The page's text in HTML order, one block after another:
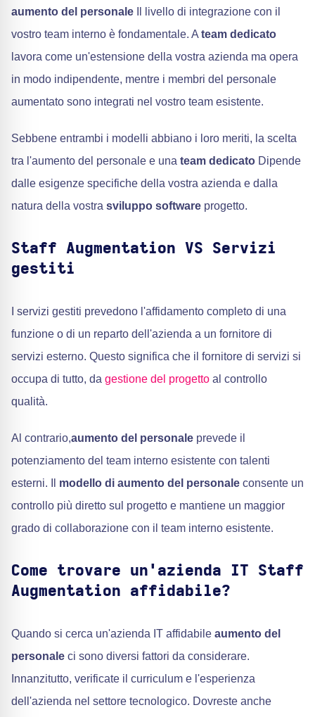
aumento del personale Il livello di integrazione con il
vostro team interno è fondamentale. A team dedicato
lavora come un'estensione della vostra azienda ma opera
in modo indipendente, mentre i membri del personale
aumentato sono integrati nel vostro team esistente.
Sebbene entrambi i modelli abbiano i loro meriti, la scelta
tra l'aumento del personale e una team dedicato Dipende
dalle esigenze specifiche della vostra azienda e dalla
natura della vostra sviluppo software progetto.
Staff Augmentation VS Servizi
gestiti
I servizi gestiti prevedono l'affidamento completo di una
funzione o di un reparto dell'azienda a un fornitore di
servizi esterno. Questo significa che il fornitore di servizi si
occupa di tutto, da gestione del progetto al controllo
qualità.
Al contrario,aumento del personale prevede il
potenziamento del team interno esistente con talenti
esterni. Il modello di aumento del personale consente un
controllo più diretto sul progetto e mantiene un maggior
grado di collaborazione con il team interno esistente.
Come trovare un'azienda IT Staff
Augmentation affidabile?
Quando si cerca un'azienda IT affidabile aumento del
personale ci sono diversi fattori da considerare.
Innanzitutto, verificate il curriculum e l'esperienza
dell'azienda nel settore tecnologico. Dovreste anche